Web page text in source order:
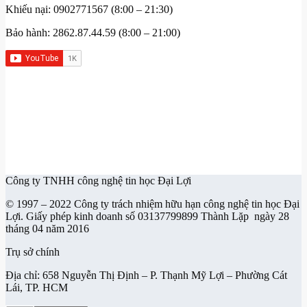
Khiếu nại: 0902771567 (8:00 – 21:30)
Bảo hành: 2862.87.44.59 (8:00 – 21:00)
Công ty TNHH công nghệ tin học Đại Lợi
© 1997 – 2022 Công ty trách nhiệm hữu hạn công nghệ tin học Đại
Lợi. Giấy phép kinh doanh số 03137799899 Thành Lặp ngày 28
tháng 04 năm 2016
Trụ sở chính
Địa chỉ: 658 Nguyễn Thị Định – P. Thạnh Mỹ Lợi – Phường Cát
Lái, TP. HCM